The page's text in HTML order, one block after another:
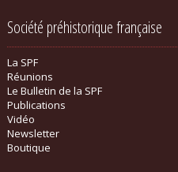
Société préhistorique française
La SPF
Réunions
Le Bulletin de la SPF
Publications
Vidéo
Newsletter
Boutique